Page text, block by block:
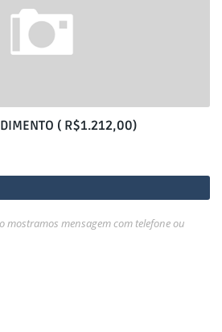
( R$1.212,00)
mostramos mensagem com telefone ou